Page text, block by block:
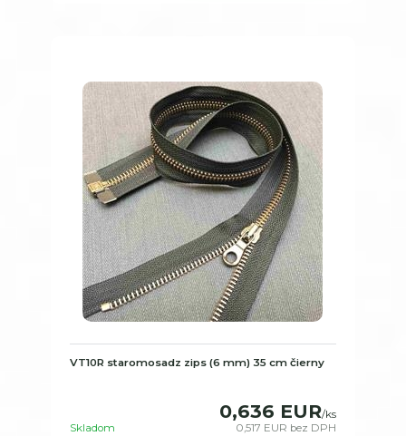
VT10R staromosadz zips (6 mm) 35 cm čierny
0,636 EUR/ks
0,517 EUR bez DPH
Skladom